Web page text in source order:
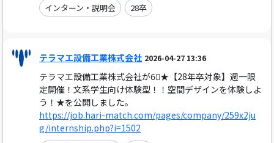
インターン・説明会 28卒
テラマエ設備工業株式会社 2026-04-27 13:36
テラマエ設備工業株式会社が6⃣★【28年卒対象】週一限
定開催！文系学生向け体験型！！空間デザインを体験しよ
う！★を公開しました。
https://job.hari-match.com/pages/company/259x2ju
g/internship.php?i=1502